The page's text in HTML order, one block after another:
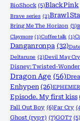
BioShock (5)BlackPink
Brave series (2)Brawl
Bring Me The Horizon (3)
Claymore (1)Coffee talk (1)
Danganronpa (32)
Deltarune (2)Devil May Cry
Disney: Twisted-
Dragon Age (56)
Enhypen (26)
Episode. My first kiss
Fall Out Boy (6)Far Cry
Ghost (гурт) (7)GOT7